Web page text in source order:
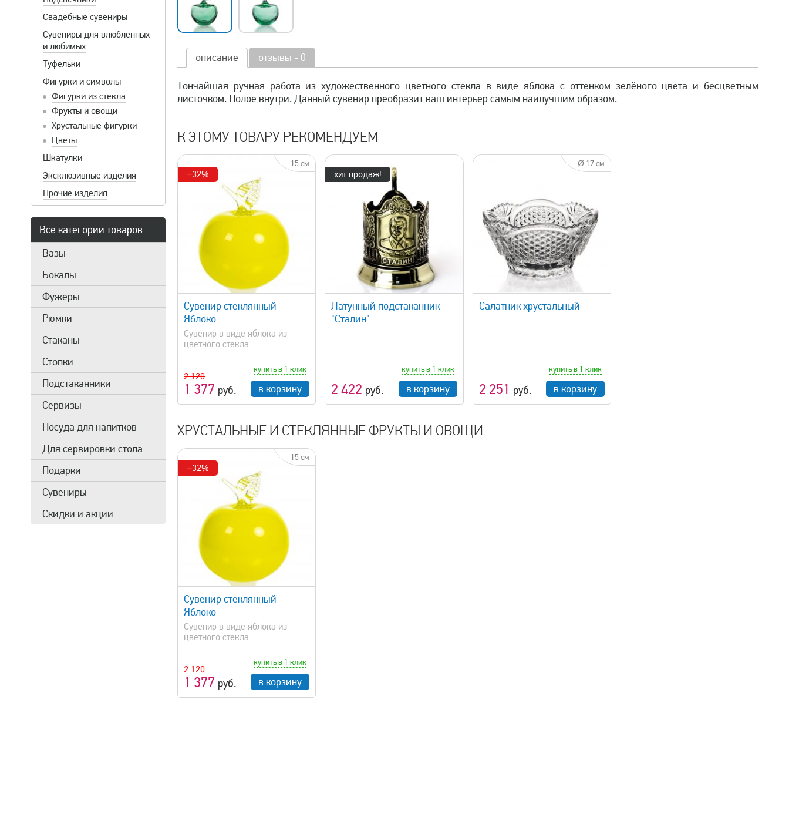
Свадебные сувениры
Сувениры для влюбленных
и любимых
Туфельки
Фигурки и символы
Фигурки из стекла
Фрукты и овощи
Хрустальные фигурки
Цветы
Шкатулки
Эксклюзивные изделия
Прочие изделия
Все категории товаров
Вазы
Бокалы
Фужеры
Рюмки
Стаканы
Стопки
Подстаканники
Сервизы
Посуда для напитков
Для сервировки стола
Подарки
Сувениры
Скидки и акции
описание отзывы - 0
Тончайшая ручная работа из художественного цветного стекла в виде яблока с оттенком зелёного цвета и бесцветным
листочком. Полое внутри. Данный сувенир преобразит ваш интерьер самым наилучшим образом.
К ЭТОМУ ТОВАРУ РЕКОМЕНДУЕМ
−32%
15 см
быстрый просмотр
Сувенир стеклянный -
Яблоко
Сувенир в виде яблока из
цветного стекла.
2 120
1 377 руб.
купить в 1 клик
в корзину
хит продаж!
быстрый просмотр
Латунный подстаканник
"Сталин"
2 422 руб.
купить в 1 клик
в корзину
Ø 17 см
быстрый просмотр
Салатник хрустальный
2 251 руб.
купить в 1 клик
в корзину
ХРУСТАЛЬНЫЕ И СТЕКЛЯННЫЕ ФРУКТЫ И ОВОЩИ
−32%
15 см
Сувенир стеклянный -
Яблоко
Сувенир в виде яблока из
цветного стекла.
2 120
1 377 руб.
купить в 1 клик
в корзину